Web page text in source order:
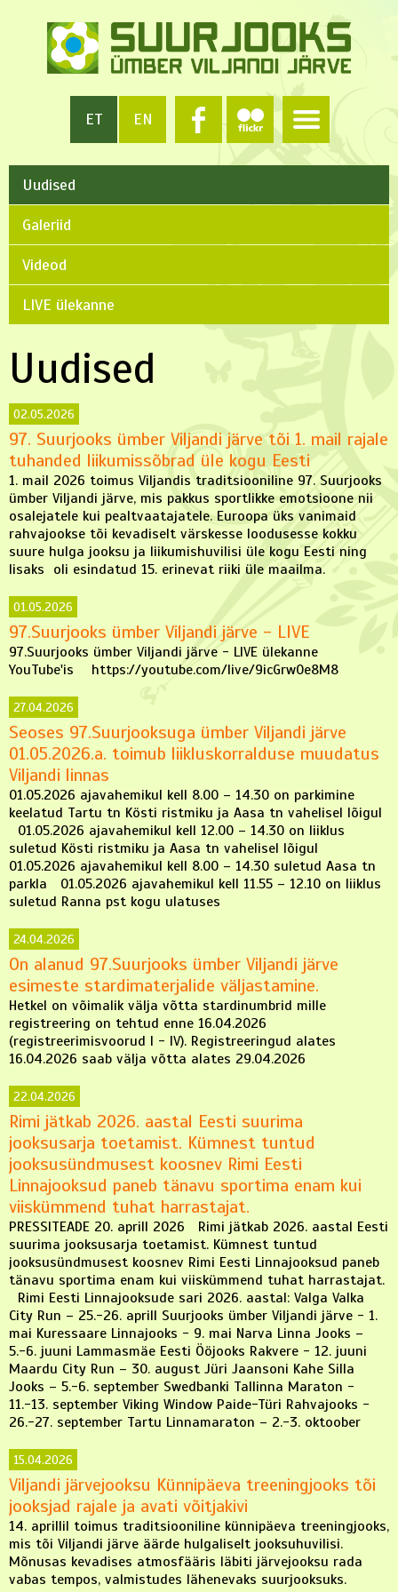
ET EN
Uudised
Galeriid
Videod
LIVE ülekanne
Uudised
02.05.2026
97. Suurjooks ümber Viljandi järve tõi 1. mail rajale
tuhanded liikumissõbrad üle kogu Eesti
1. mail 2026 toimus Viljandis traditsiooniline 97. Suurjooks
ümber Viljandi järve, mis pakkus sportlikke emotsioone nii
osalejatele kui pealtvaatajatele. Euroopa üks vanimaid
rahvajookse tõi kevadiselt värskesse loodusesse kokku
suure hulga jooksu ja liikumishuvilisi üle kogu Eesti ning
lisaks oli esindatud 15. erinevat riiki üle maailma.
01.05.2026
97.Suurjooks ümber Viljandi järve - LIVE
97.Suurjooks ümber Viljandi järve - LIVE ülekanne
YouTube'is https://youtube.com/live/9icGrw0e8M8
27.04.2026
Seoses 97.Suurjooksuga ümber Viljandi järve
01.05.2026.a. toimub liikluskorralduse muudatus
Viljandi linnas
01.05.2026 ajavahemikul kell 8.00 – 14.30 on parkimine
keelatud Tartu tn Kösti ristmiku ja Aasa tn vahelisel lõigul
01.05.2026 ajavahemikul kell 12.00 – 14.30 on liiklus
suletud Kösti ristmiku ja Aasa tn vahelisel lõigul
01.05.2026 ajavahemikul kell 8.00 – 14.30 suletud Aasa tn
parkla 01.05.2026 ajavahemikul kell 11.55 – 12.10 on liiklus
suletud Ranna pst kogu ulatuses
24.04.2026
On alanud 97.Suurjooks ümber Viljandi järve
esimeste stardimaterjalide väljastamine.
Hetkel on võimalik välja võtta stardinumbrid mille
registreering on tehtud enne 16.04.2026
(registreerimisvoorud I - IV). Registreeringud alates
16.04.2026 saab välja võtta alates 29.04.2026
22.04.2026
Rimi jätkab 2026. aastal Eesti suurima
jooksusarja toetamist. Kümnest tuntud
jooksusündmusest koosnev Rimi Eesti
Linnajooksud paneb tänavu sportima enam kui
viiskümmend tuhat harrastajat.
PRESSITEADE 20. aprill 2026 Rimi jätkab 2026. aastal Eesti
suurima jooksusarja toetamist. Kümnest tuntud
jooksusündmusest koosnev Rimi Eesti Linnajooksud paneb
tänavu sportima enam kui viiskümmend tuhat harrastajat.
Rimi Eesti Linnajooksude sari 2026. aastal: Valga Valka
City Run – 25.-26. aprill Suurjooks ümber Viljandi järve - 1.
mai Kuressaare Linnajooks - 9. mai Narva Linna Jooks –
5.-6. juuni Lammasmäe Eesti Ööjooks Rakvere - 12. juuni
Maardu City Run – 30. august Jüri Jaansoni Kahe Silla
Jooks – 5.-6. september Swedbanki Tallinna Maraton -
11.-13. september Viking Window Paide-Türi Rahvajooks -
26.-27. september Tartu Linnamaraton – 2.-3. oktoober
15.04.2026
Viljandi järvejooksu Künnipäeva treeningjooks tõi
jooksjad rajale ja avati võitjakivi
14. aprillil toimus traditsiooniline künnipäeva treeningjooks,
mis tõi Viljandi järve äärde hulgaliselt jooksuhuvilisi.
Mõnusas kevadises atmosfääris läbiti järvejooksu rada
vabas tempos, valmistudes lähenevaks suurjooksuks.